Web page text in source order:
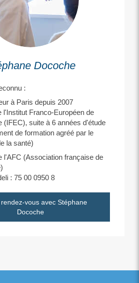
Docoche
:
à Paris depuis 2007
l'Institut Franco-Européen de
(IFEC), suite à 6 années d'étude
de formation agréé par le
la santé)
l'AFC (Association française de
: 75 00 0950 8
vous avec Stéphane
Docoche